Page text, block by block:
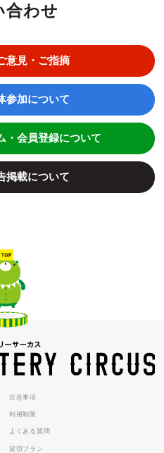
合わせ
意見・ご指摘
参加について
・会員登録について
掲載について
注意事項
利用制限
よくある質問
貸切プラン